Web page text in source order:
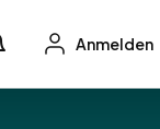
Anmelden